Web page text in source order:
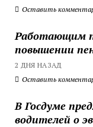
Оставить
Работающим
повышении
2 ДНЯ НАЗАД
Оставить
В Госдуме
водителей о